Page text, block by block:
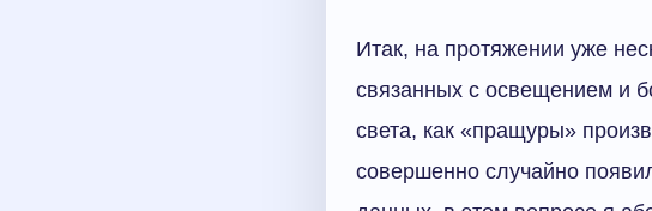
Итак, на протяжении уже
связанных с освещением и
света, как «пращуры»
совершенно случайно